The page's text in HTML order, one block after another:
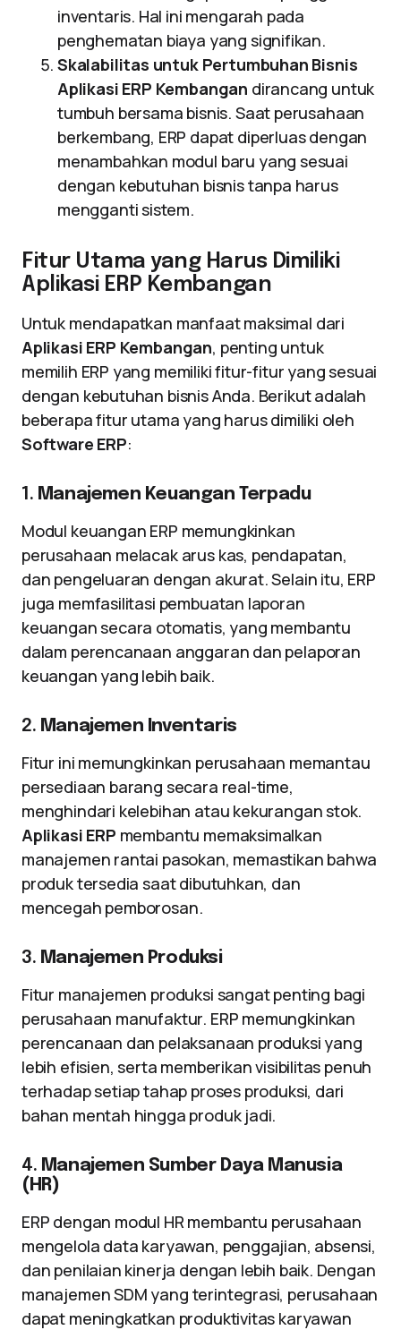
inventaris. Hal ini mengarah pada
penghematan biaya yang signifikan.
Skalabilitas untuk Pertumbuhan Bisnis
Aplikasi ERP Kembangan dirancang untuk
tumbuh bersama bisnis. Saat perusahaan
berkembang, ERP dapat diperluas dengan
menambahkan modul baru yang sesuai
dengan kebutuhan bisnis tanpa harus
mengganti sistem.
Fitur Utama yang Harus Dimiliki
Aplikasi ERP Kembangan
Untuk mendapatkan manfaat maksimal dari
Aplikasi ERP Kembangan, penting untuk
memilih ERP yang memiliki fitur-fitur yang sesuai
dengan kebutuhan bisnis Anda. Berikut adalah
beberapa fitur utama yang harus dimiliki oleh
Software ERP:
1. Manajemen Keuangan Terpadu
Modul keuangan ERP memungkinkan
perusahaan melacak arus kas, pendapatan,
dan pengeluaran dengan akurat. Selain itu, ERP
juga memfasilitasi pembuatan laporan
keuangan secara otomatis, yang membantu
dalam perencanaan anggaran dan pelaporan
keuangan yang lebih baik.
2. Manajemen Inventaris
Fitur ini memungkinkan perusahaan memantau
persediaan barang secara real-time,
menghindari kelebihan atau kekurangan stok.
Aplikasi ERP membantu memaksimalkan
manajemen rantai pasokan, memastikan bahwa
produk tersedia saat dibutuhkan, dan
mencegah pemborosan.
3. Manajemen Produksi
Fitur manajemen produksi sangat penting bagi
perusahaan manufaktur. ERP memungkinkan
perencanaan dan pelaksanaan produksi yang
lebih efisien, serta memberikan visibilitas penuh
terhadap setiap tahap proses produksi, dari
bahan mentah hingga produk jadi.
4. Manajemen Sumber Daya Manusia
(HR)
ERP dengan modul HR membantu perusahaan
mengelola data karyawan, penggajian, absensi,
dan penilaian kinerja dengan lebih baik. Dengan
manajemen SDM yang terintegrasi, perusahaan
dapat meningkatkan produktivitas karyawan